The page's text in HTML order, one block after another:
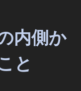
内側か
と